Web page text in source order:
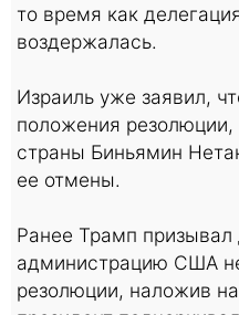
то время как
воздержалась.
Израиль уже заявил,
положения
страны Биньямин
ее отмены.
Ранее Трамп
администрацию США
резолюции, наложив